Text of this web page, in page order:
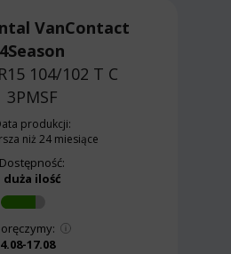
VanContact
4Season
104/102 T C
3PMSF
produkcji:
niż 24 miesiące
Dostępność:
duża ilość
17.08